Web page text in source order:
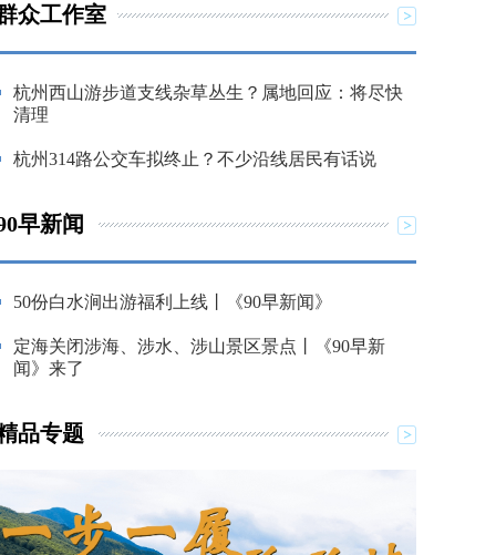
众工作室
杭州西山游步道支线杂草丛生？属地回应：将尽快
清理
杭州314路公交车拟终止？不少沿线居民有话说
早新闻
50份白水涧出游福利上线丨《90早新闻》
定海关闭涉海、涉水、涉山景区景点丨《90早新
闻》来了
品专题